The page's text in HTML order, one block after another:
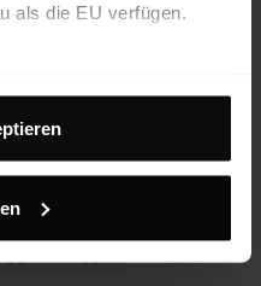
als die EU verfügen.